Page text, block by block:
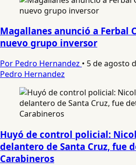
Magallanes anunció a Ferbal
nuevo grupo inversor
Por Pedro Hernandez • 5 de agosto
Pedro Hernandez
Huyó de control policial:
delantero de Santa Cruz, fue
Carabineros